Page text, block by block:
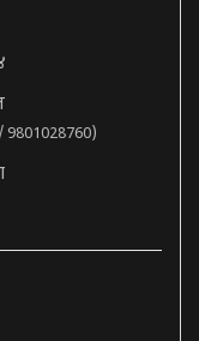
9801028760)